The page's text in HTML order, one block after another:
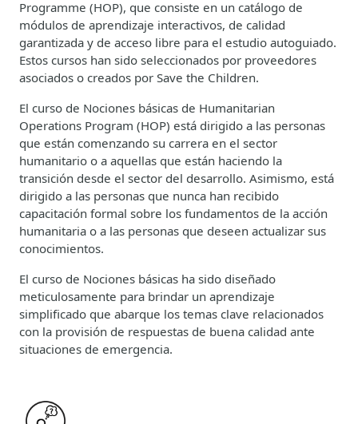
Programme (HOP), que consiste en un catálogo de
módulos de aprendizaje interactivos, de calidad
garantizada y de acceso libre para el estudio autoguiado.
Estos cursos han sido seleccionados por proveedores
asociados o creados por Save the Children.
El curso de Nociones básicas de Humanitarian
Operations Program (HOP) está dirigido a las personas
que están comenzando su carrera en el sector
humanitario o a aquellas que están haciendo la
transición desde el sector del desarrollo. Asimismo, está
dirigido a las personas que nunca han recibido
capacitación formal sobre los fundamentos de la acción
humanitaria o a las personas que deseen actualizar sus
conocimientos.
El curso de Nociones básicas ha sido diseñado
meticulosamente para brindar un aprendizaje
simplificado que abarque los temas clave relacionados
con la provisión de respuestas de buena calidad ante
situaciones de emergencia.